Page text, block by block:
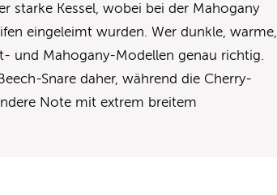
starke Kessel, wobei bei der Mahogany
eingeleimt wurden. Wer dunkle, warme,
und Mahogany-Modellen genau richtig.
Snare daher, während die Cherry-
Note mit extrem breitem